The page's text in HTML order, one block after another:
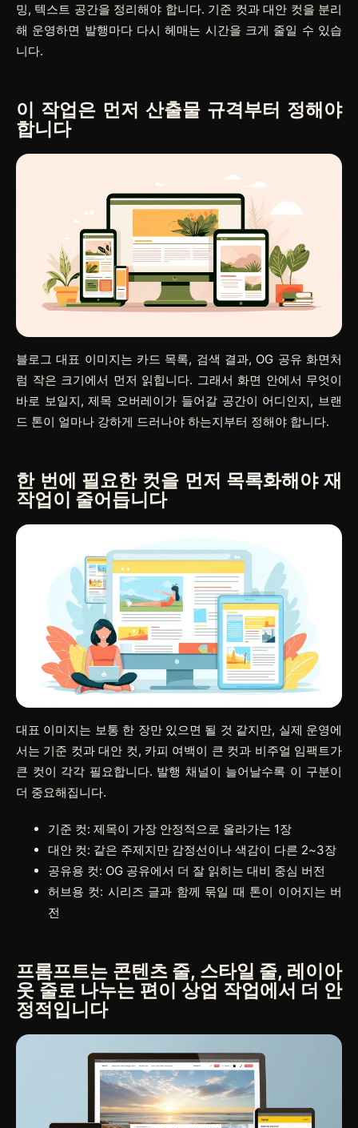
밍, 텍스트 공간을 정리해야 합니다. 기준 컷과 대안 컷을 분리
해 운영하면 발행마다 다시 헤매는 시간을 크게 줄일 수 있습
니다.
이 작업은 먼저 산출물 규격부터 정해야
합니다
블로그 대표 이미지는 카드 목록, 검색 결과, OG 공유 화면처
럼 작은 크기에서 먼저 읽힙니다. 그래서 화면 안에서 무엇이
바로 보일지, 제목 오버레이가 들어갈 공간이 어디인지, 브랜
드 톤이 얼마나 강하게 드러나야 하는지부터 정해야 합니다.
한 번에 필요한 컷을 먼저 목록화해야 재
작업이 줄어듭니다
대표 이미지는 보통 한 장만 있으면 될 것 같지만, 실제 운영에
서는 기준 컷과 대안 컷, 카피 여백이 큰 컷과 비주얼 임팩트가
큰 컷이 각각 필요합니다. 발행 채널이 늘어날수록 이 구분이
더 중요해집니다.
기준 컷: 제목이 가장 안정적으로 올라가는 1장
대안 컷: 같은 주제지만 감정선이나 색감이 다른 2~3장
공유용 컷: OG 공유에서 더 잘 읽히는 대비 중심 버전
허브용 컷: 시리즈 글과 함께 묶일 때 톤이 이어지는 버
전
프롬프트는 콘텐츠 줄, 스타일 줄, 레이아
웃 줄로 나누는 편이 상업 작업에서 더 안
정적입니다